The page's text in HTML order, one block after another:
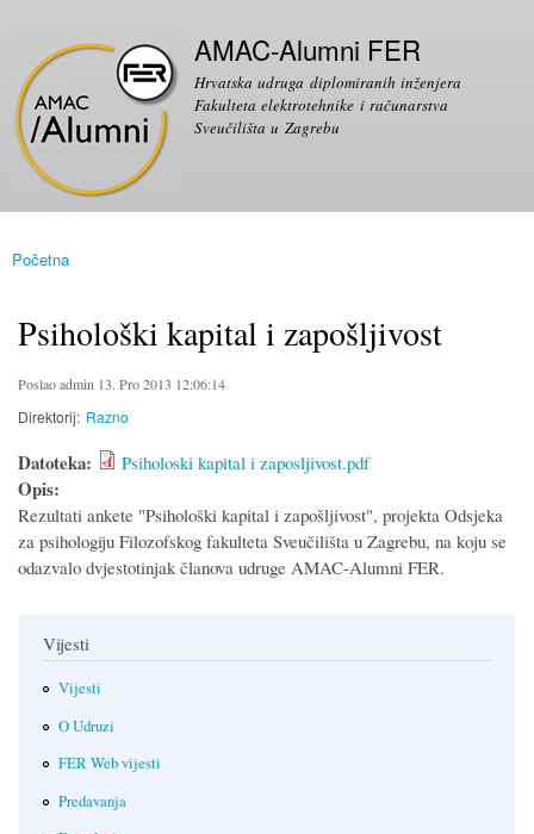
na
glavni
sadržaj
AMAC-Alumni FER
Hrvatska udruga diplomiranih inženjera
Fakulteta elektrotehnike i računarstva
Sveučilišta u Zagrebu
Vi ste ovdje
Početna
Psihološki kapital i zapošljivost
Poslaoadmin 13. Pro 2013 12:06:14
Direktorij: Razno
Datoteka: Psiholoski kapital i zaposljivost.pdf
Opis:
Rezultati ankete "Psihološki kapital i zapošljivost", projekta Odsjeka
za psihologiju Filozofskog fakulteta Sveučilišta u Zagrebu, na koju se
odazvalo dvjestotinjak članova udruge AMAC-Alumni FER.
Vijesti
Vijesti
O Udruzi
FER Web vijesti
Predavanja